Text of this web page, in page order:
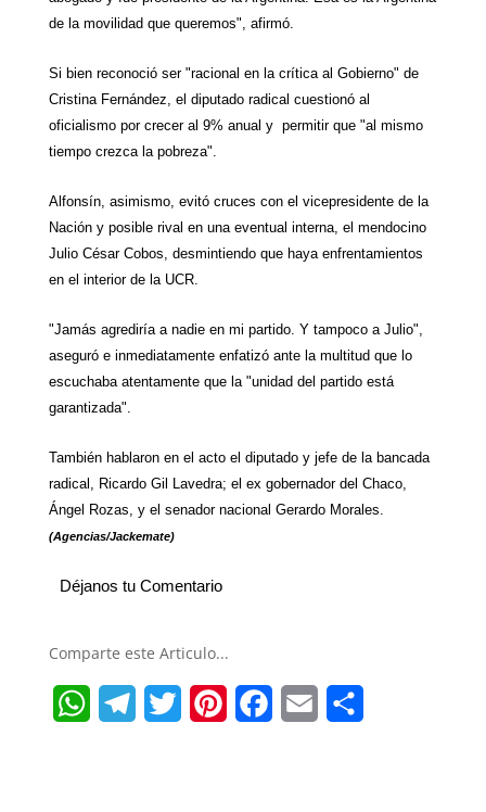
de la movilidad que queremos", afirmó.
Si bien reconoció ser "racional en la crítica al Gobierno" de
Cristina Fernández, el diputado radical cuestionó al
oficialismo por crecer al 9% anual y permitir que "al mismo
tiempo crezca la pobreza".
Alfonsín, asimismo, evitó cruces con el vicepresidente de la
Nacióny posible rival en una eventual interna, el mendocino
Julio César Cobos, desmintiendo que haya enfrentamientos
en el interior de la UCR.
"Jamás agrediría a nadie en mi partido. Y tampoco a Julio",
aseguró e inmediatamente enfatizó ante la multitud que lo
escuchaba atentamente que la "unidad del partido está
garantizada".
También hablaron en el acto el diputado y jefe de la bancada
radical, Ricardo Gil Lavedra; el ex gobernador del Chaco,
Ángel Rozas, y el senador nacional Gerardo Morales.
(Agencias/Jackemate)
Déjanos tu Comentario
Comparte este Articulo...